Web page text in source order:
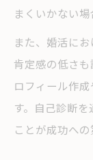
結婚
結婚
手順
結婚
の発
まくいかない場
また、婚活に
肯定感の低さ
ロフィール作
す。自己診断
ことが成功への